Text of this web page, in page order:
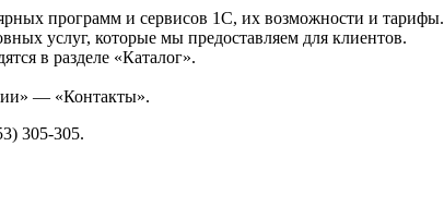
программ и сервисов 1С, их возможности и тарифы.
услуг, которые мы предоставляем для клиентов.
в разделе «Каталог».
— «Контакты».
305-305.